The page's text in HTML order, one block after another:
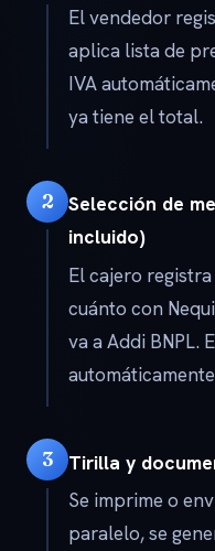
El vendedor
aplica lista de
IVA
ya tiene el total.
2
Selección de
incluido)
El cajero
cuánto con
va a Addi BNPL.
3 Tirilla y
Se imprime o
paralelo, se